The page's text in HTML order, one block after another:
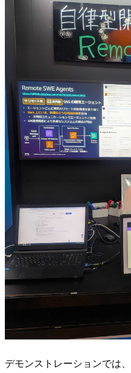
デモンストレーションでは